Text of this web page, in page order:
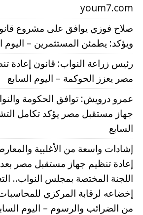
youm7.com
صلاح فوزي يوافق على مشروع
ويؤكد: يطمئن المستثمرين – اليوم
رئيس زراعة النواب: قانون إعادة
مصر يعزز الحوكمة – اليوم السابع
عمرو درويش: توافق الحكومة
جهاز مستقبل مصر يؤكد تكامل
السابع
إشادات واسعة من الأغلبية
إعادة تنظيم جهاز مستقبل مصر بعد
اللجنة المختصة بمجلس النواب..
إخضاعه لرقابة المركزي
من الضرائب والرسوم – اليوم